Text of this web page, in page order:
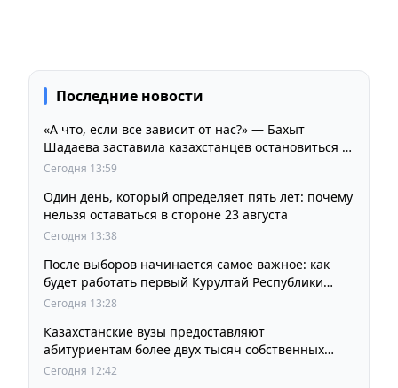
Последние новости
«А что, если все зависит от нас?» — Бахыт
Шадаева заставила казахстанцев остановиться и
задуматься
Сегодня 13:59
Один день, который определяет пять лет: почему
нельзя оставаться в стороне 23 августа
Сегодня 13:38
После выборов начинается самое важное: как
будет работать первый Курултай Республики
Казахстан
Сегодня 13:28
Казахстанские вузы предоставляют
абитуриентам более двух тысяч собственных
образовательных грантов
Сегодня 12:42